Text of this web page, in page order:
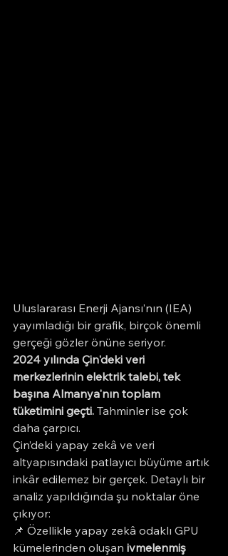
Uluslararası Enerji Ajansı’nın (IEA)
yayımladığı bir grafik, birçok önemli
gerçeği gözler önüne seriyor.
2024 yılında Çin'deki veri
merkezlerinin elektrik talebi, tek
başına Almanya'nın toplam
tüketimini geçti. Tahminler ise çok
daha çarpıcı.
Çin’deki yapay zekâ ve veri
altyapısındaki patlayıcı büyüme artık
inkâr edilemez bir gerçek. Detaylı bir
analiz yapıldığında şu noktalar öne
çıkıyor:
📌 Özellikle yapay zekâ odaklı GPU
kümelerinden oluşan ivmelenmiş